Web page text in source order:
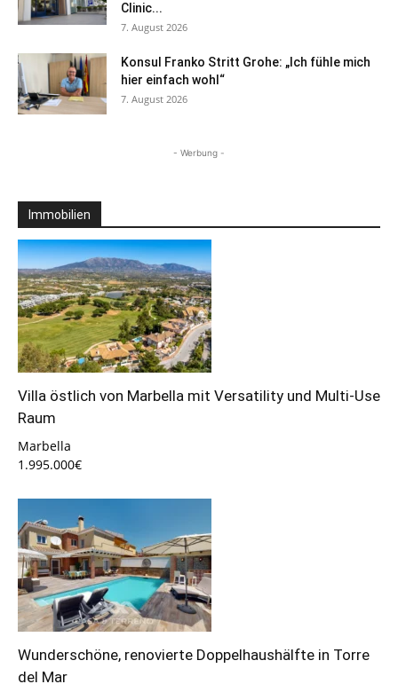
Clinic...
7. August 2026
Konsul Franko Stritt Grohe: „Ich fühle mich
hier einfach wohl“
7. August 2026
- Werbung -
Immobilien
Villa östlich von Marbella mit Versatility und Multi-Use
Raum
Marbella
1.995.000€
Wunderschöne, renovierte Doppelhaushälfte in Torre
del Mar